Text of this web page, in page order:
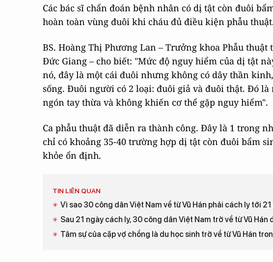
Các bác sĩ chẩn đoán bệnh nhân có dị tật còn đuôi
hoàn toàn vùng đuôi khi cháu đủ điều kiện phẫu
BS. Hoàng Thị Phương Lan – Trưởng khoa Phẫu
Đức Giang – cho biết: "Mức độ nguy hiểm của dị tật
nó, đây là một cái đuôi nhưng không có dây thần
sống. Đuôi người có 2 loại: đuôi giả và đuôi thật. Đó
ngón tay thừa và không khiến cơ thể gặp nguy hiểm".
Ca phẫu thuật đã diễn ra thành công. Đây là 1 trong
chỉ có khoảng 35-40 trường hợp dị tật còn đuôi bẩm
khỏe ổn định.
TIN LIÊN QUAN
Vì sao 30 công dân Việt Nam về từ Vũ Hán phải cách ly tới
Sau 21 ngày cách ly, 30 công dân Việt Nam trở về từ Vũ Hán
Tâm sự của cặp vợ chồng là du học sinh trở về từ Vũ Hán